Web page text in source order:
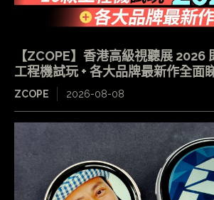
【ZCOPE】香港高級視聽展 2026
工程機試玩 + 各大品牌最新作全面
ZCOPE 2026-08-08